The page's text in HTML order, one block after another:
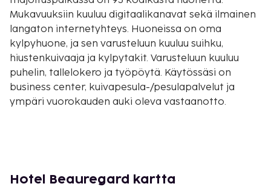
Mukavuuksiin kuuluu digitaalikanavat sekä ilmainen
langaton internetyhteys. Huoneissa on oma
kylpyhuone, ja sen varusteluun kuuluu suihku,
hiustenkuivaaja ja kylpytakit. Varusteluun kuuluu
puhelin, tallelokero ja työpöytä. Käytössäsi on
business center, kuivapesula-/pesulapalvelut ja
ympäri vuorokauden auki oleva vastaanotto.
muassa ilmainen langaton internetyhteys,
Hotel Beauregard kartta